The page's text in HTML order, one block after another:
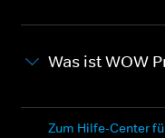
Was ist WOW
Zum Hilfe-Center